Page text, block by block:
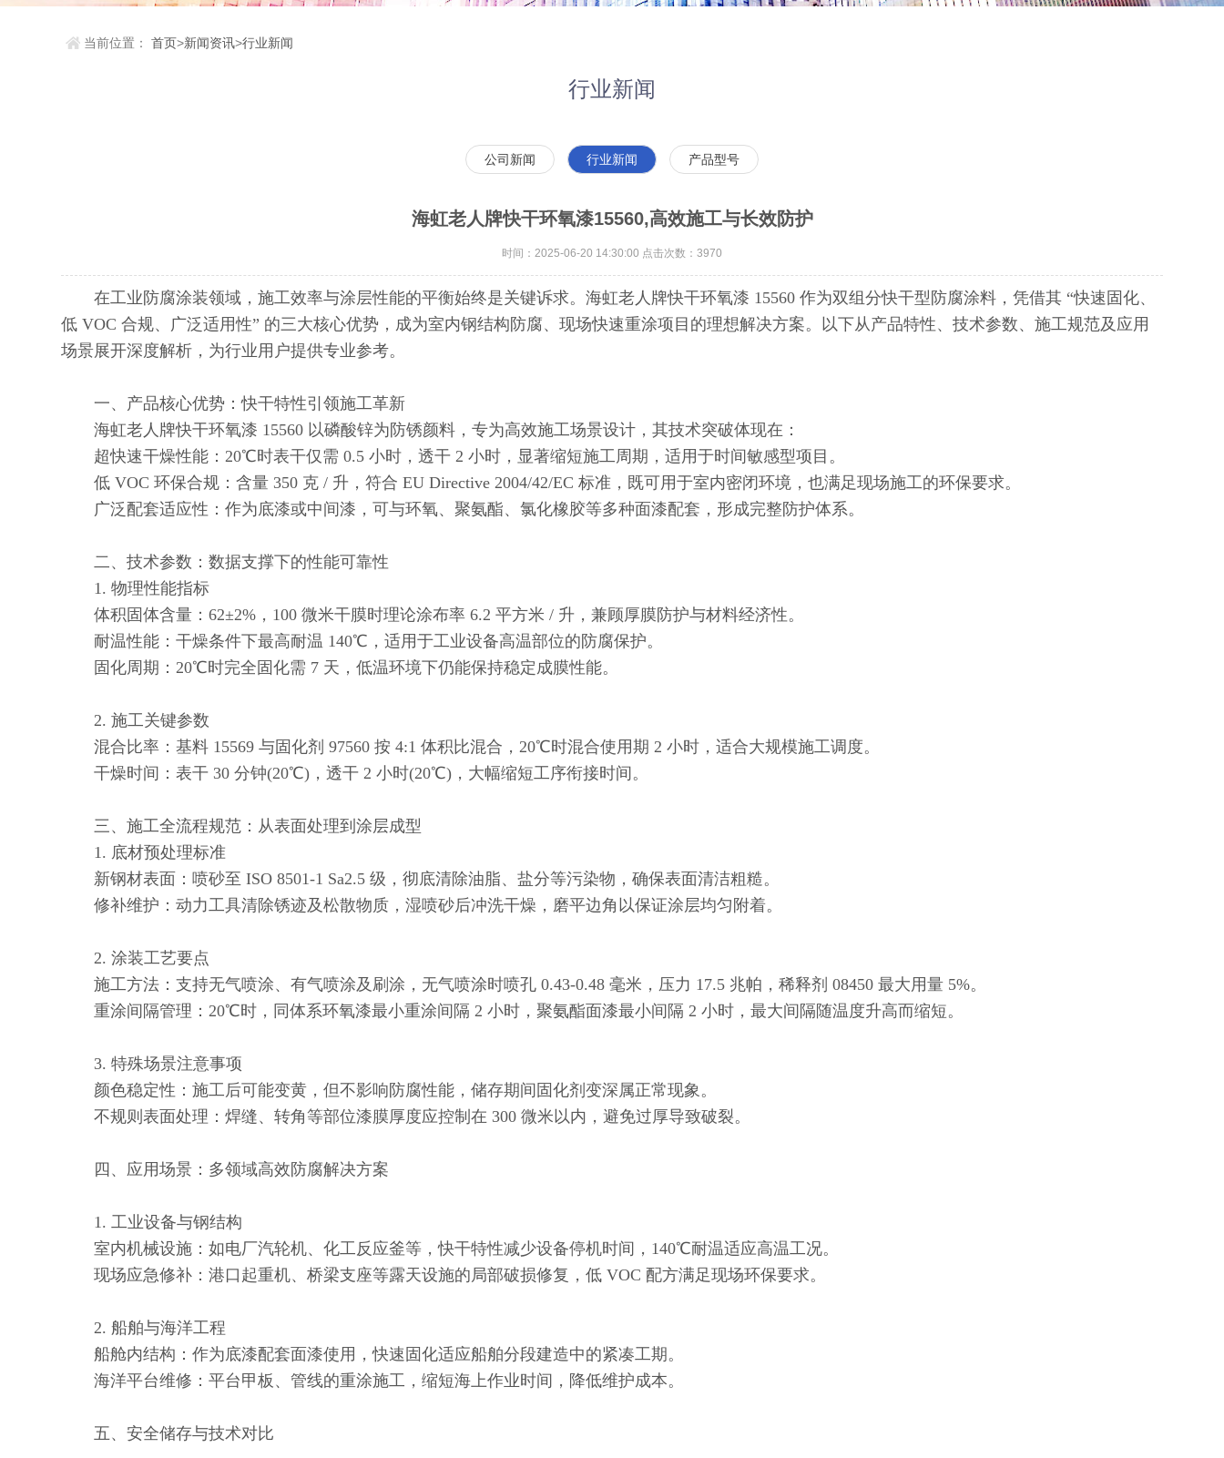
当前位置：首页>新闻资讯>行业新闻
行业新闻
公司新闻 行业新闻 产品型号
海虹老人牌快干环氧漆15560,高效施工与长效防护
时间：2025-06-20 14:30:00 点击次数：3970
在工业防腐涂装领域，施工效率与涂层性能的平衡始终是关键诉求。海虹老人牌快干环氧漆 15560 作为双组分快干型防腐涂料，凭借其 “快速固化、
低 VOC 合规、广泛适用性” 的三大核心优势，成为室内钢结构防腐、现场快速重涂项目的理想解决方案。以下从产品特性、技术参数、施工规范及应用
场景展开深度解析，为行业用户提供专业参考。
一、产品核心优势：快干特性引领施工革新
海虹老人牌快干环氧漆 15560 以磷酸锌为防锈颜料，专为高效施工场景设计，其技术突破体现在：
超快速干燥性能：20℃时表干仅需 0.5 小时，透干 2 小时，显著缩短施工周期，适用于时间敏感型项目。
低 VOC 环保合规：含量 350 克 / 升，符合 EU Directive 2004/42/EC 标准，既可用于室内密闭环境，也满足现场施工的环保要求。
广泛配套适应性：作为底漆或中间漆，可与环氧、聚氨酯、氯化橡胶等多种面漆配套，形成完整防护体系。
二、技术参数：数据支撑下的性能可靠性
1. 物理性能指标
体积固体含量：62±2%，100 微米干膜时理论涂布率 6.2 平方米 / 升，兼顾厚膜防护与材料经济性。
耐温性能：干燥条件下最高耐温 140℃，适用于工业设备高温部位的防腐保护。
固化周期：20℃时完全固化需 7 天，低温环境下仍能保持稳定成膜性能。
2. 施工关键参数
混合比率：基料 15569 与固化剂 97560 按 4:1 体积比混合，20℃时混合使用期 2 小时，适合大规模施工调度。
干燥时间：表干 30 分钟(20℃)，透干 2 小时(20℃)，大幅缩短工序衔接时间。
三、施工全流程规范：从表面处理到涂层成型
1. 底材预处理标准
新钢材表面：喷砂至 ISO 8501-1 Sa2.5 级，彻底清除油脂、盐分等污染物，确保表面清洁粗糙。
修补维护：动力工具清除锈迹及松散物质，湿喷砂后冲洗干燥，磨平边角以保证涂层均匀附着。
2. 涂装工艺要点
施工方法：支持无气喷涂、有气喷涂及刷涂，无气喷涂时喷孔 0.43-0.48 毫米，压力 17.5 兆帕，稀释剂 08450 最大用量 5%。
重涂间隔管理：20℃时，同体系环氧漆最小重涂间隔 2 小时，聚氨酯面漆最小间隔 2 小时，最大间隔随温度升高而缩短。
3. 特殊场景注意事项
颜色稳定性：施工后可能变黄，但不影响防腐性能，储存期间固化剂变深属正常现象。
不规则表面处理：焊缝、转角等部位漆膜厚度应控制在 300 微米以内，避免过厚导致破裂。
四、应用场景：多领域高效防腐解决方案
1. 工业设备与钢结构
室内机械设施：如电厂汽轮机、化工反应釜等，快干特性减少设备停机时间，140℃耐温适应高温工况。
现场应急修补：港口起重机、桥梁支座等露天设施的局部破损修复，低 VOC 配方满足现场环保要求。
2. 船舶与海洋工程
船舱内结构：作为底漆配套面漆使用，快速固化适应船舶分段建造中的紧凑工期。
海洋平台维修：平台甲板、管线的重涂施工，缩短海上作业时间，降低维护成本。
五、安全储存与技术对比